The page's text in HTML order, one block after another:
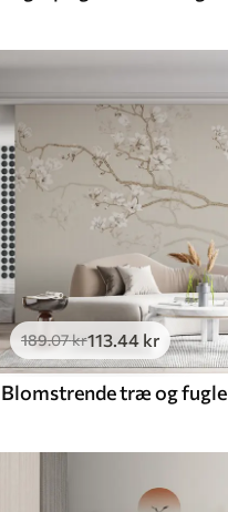
189.07kr113.44 kr
Blomstrende træ og fugle